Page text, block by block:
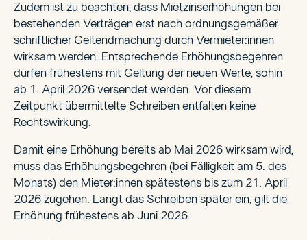
Zudem ist zu beachten, dass Mietzinserhöhungen bei
bestehenden Verträgen erst nach ordnungsgemäßer
schriftlicher Geltendmachung durch Vermieter:innen
wirksam werden. Entsprechende Erhöhungsbegehren
dürfen frühestens mit Geltung der neuen Werte, sohin
ab 1. April 2026 versendet werden. Vor diesem
Zeitpunkt übermittelte Schreiben entfalten keine
Rechtswirkung.
Damit eine Erhöhung bereits ab Mai 2026 wirksam wird,
muss das Erhöhungsbegehren (bei Fälligkeit am 5. des
Monats) den Mieter:innen spätestens bis zum 21. April
2026 zugehen. Langt das Schreiben später ein, gilt die
Erhöhung frühestens ab Juni 2026.